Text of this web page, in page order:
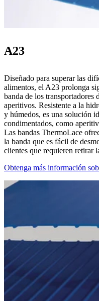
A23
Diseñado para superar las
alimentos, el A23 prolonga
banda de los
aperitivos. Resistente a la
y húmedos, es una solución
condimentados, como
Las bandas ThermoLace
la banda que es fácil de
clientes que requieren retirar
Obtenga más información